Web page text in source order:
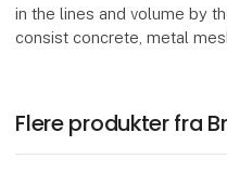
in the lines and volume by
consist concrete, metal
Flere produkter fra